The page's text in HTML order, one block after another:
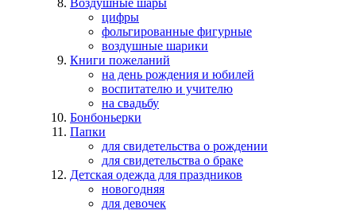
Воздушные шары
цифры
фольгированные фигурные
воздушные шарики
Книги пожеланий
на день рождения и юбилей
воспитателю и учителю
на свадьбу
Бонбоньерки
Папки
для свидетельства о рождении
для свидетельства о браке
Детская одежда для праздников
новогодняя
для девочек